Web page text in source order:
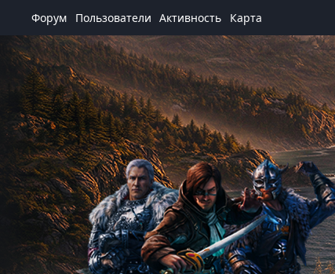
Форум Пользователи Активность Карта